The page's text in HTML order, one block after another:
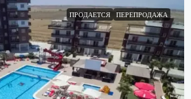
ПРОДАЕТСЯ ПЕРЕПРОДАЖА